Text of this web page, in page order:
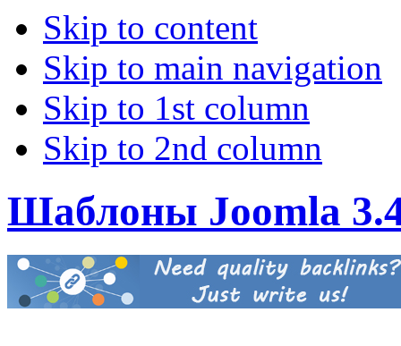
Skip to content
Skip to main navigation
Skip to 1st column
Skip to 2nd column
Шаблоны Joomla